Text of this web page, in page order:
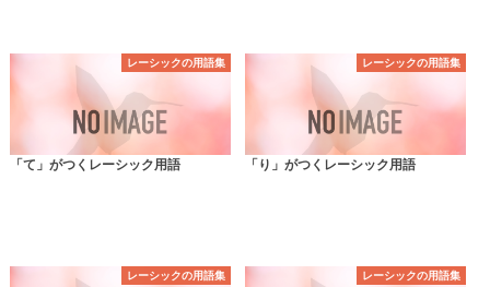
レーシックの用語集
「て」がつくレーシック用語
レーシックの用語集
「り」がつくレーシック用語
レーシックの用語集 レーシックの用語集